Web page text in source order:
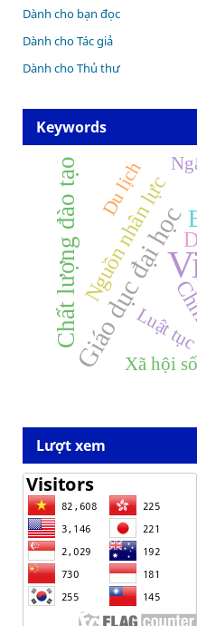
Dành cho bạn đọc
Dành cho Tác giả
Dành cho Thủ thư
Keywords
Giáo dục đại học
Chất lượng đào tạoNguồn nhân lực
Du lịch
Luật
Xã hội số
Lượt xem